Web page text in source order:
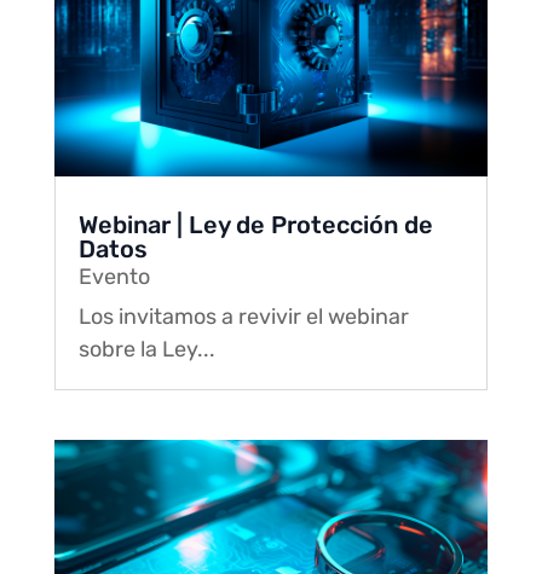
Webinar | Ley de Protección de
Datos
Evento
Los invitamos a revivir el webinar
sobre la Ley...